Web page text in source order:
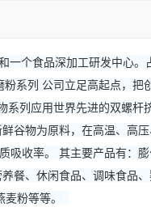
一个食品深加工研发中心
列 公司立足高起点，把
列应用世界先进的双螺
谷物为原料，在高温、高
收率。 其主要产品有：
餐、休闲食品、调味食品
麦粉等等。